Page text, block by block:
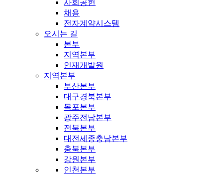
사회공헌
채용
전자계약시스템
오시는 길
본부
지역본부
인재개발원
지역본부
부산본부
대구경북본부
목포본부
광주전남본부
전북본부
대전세종충남본부
충북본부
강원본부
인천본부